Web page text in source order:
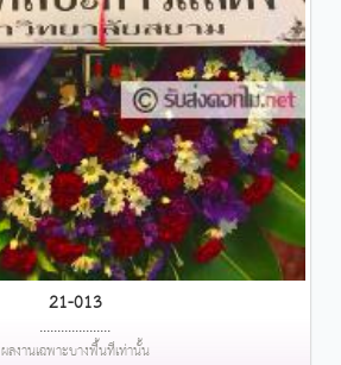
21-013
....................
ผลงานเฉพาะบางพื้นที่เท่านั้น